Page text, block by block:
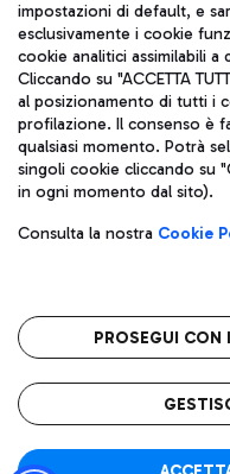
Pizza
Gelateria
Wine Bar & Sparkling
Autobus
Scopri le linee di
Leonardo Da Vinci.
Raggiungi l’aeroporto
Ristoranti
Scopri la nostra offerta
Mappa Aeroporto
Aeroporti di Roma S.p.A. -
coordinamento di Mundys
Codice fiscale e Registro
IVA 06572251004
Capitale sociale
Sede legale: Via Pier
telefono +39 06 65951
Privacy policy
impostazioni di default, e
esclusivamente i cookie
cookie analitici assimilabili a
Cliccando su "ACCETTA
al posizionamento di tutti i
profilazione. Il consenso è
qualsiasi momento. Potrà
singoli cookie cliccando su
in ogni momento dal sito).
Consulta la nostra Cookie
PROSEGUI CON